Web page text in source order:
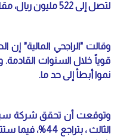
لتصل إلى 522 مليون ريال، مقارنة بنفس الفترة من عام 2022.
وقالت "الراجحي المالية"
قوياً خلال السنوات
نموا أبطأ إلى حد ما.